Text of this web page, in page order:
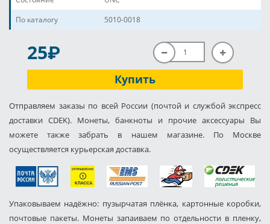
По каталогу
5010-0018
25P
Купить
Отправляем заказы по всей России (почтой и службой экспресс
доставки CDEK). Монеты, банкноты и прочие аксессуары Вы
можете также забрать в нашем магазине. По Москве
осуществляется курьерская доставка.
Упаковываем надёжно: пузырчатая плёнка, картонные коробки,
почтовые пакеты. Монеты запаиваем по отдельности в пленку,